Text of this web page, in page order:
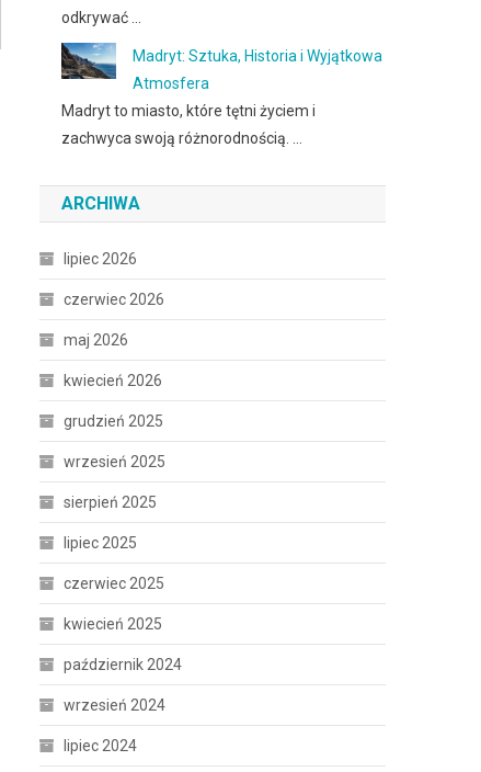
odkrywać …
Madryt: Sztuka, Historia i Wyjątkowa
Atmosfera
Madryt to miasto, które tętni życiem i
zachwyca swoją różnorodnością. …
ARCHIWA
lipiec 2026
czerwiec 2026
maj 2026
kwiecień 2026
grudzień 2025
wrzesień 2025
sierpień 2025
lipiec 2025
czerwiec 2025
kwiecień 2025
październik 2024
wrzesień 2024
lipiec 2024